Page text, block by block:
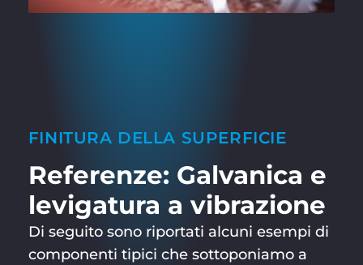
FINITURA DELLA SUPERFICIE
Referenze: Galvanica e
levigatura a vibrazione
Di seguito sono riportati alcuni esempi di
componenti tipici che sottoponiamo a